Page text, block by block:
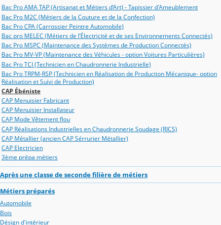
Bac Pro AMA TAP (Artisanat et Métiers d’Art) - Tapissier d'Ameublement
Bac Pro M2C (Métiers de la Couture et de la Confection)
Bac Pro CPA (Carrossier Peintre Automobile)
Bac pro MELEC (Métiers de l’Électricité et de ses Environnements Connectés)
Bac Pro MSPC (Maintenance des Systèmes de Production Connectés)
Bac Pro MV-VP (Maintenance des Véhicules - option Voitures Particulières)
Bac Pro TCI (Technicien en Chaudronnerie Industrielle)
Bac Pro TRPM-RSP (Technicien en Réalisation de Production Mécanique- option
Réalisation et Suivi de Production)
CAP Ébéniste
CAP Menuisier Fabricant
CAP Menuisier Installateur
CAP Mode Vêtement flou
CAP Réalisations Industrielles en Chaudronnerie Soudage (RICS)
CAP Métallier (ancien CAP Sérrurier Métallier)
CAP Electricien
3ème prépa métiers
Après une classe de seconde filière de métiers
Métiers préparés
Automobile
Bois
Désign d'intérieur